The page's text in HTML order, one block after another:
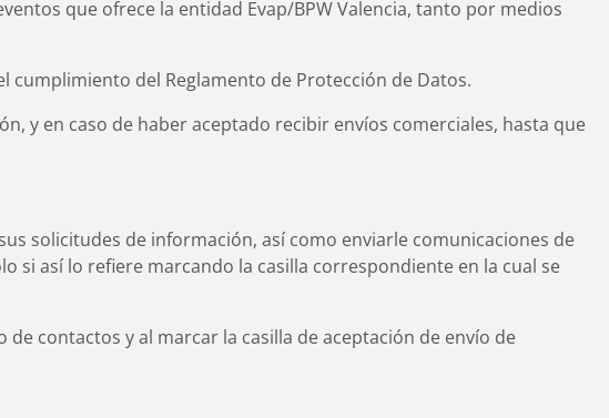
que ofrece la entidad Evap/BPW Valencia, tanto por medios
cumplimiento del Reglamento de Protección de Datos.
y en caso de haber aceptado recibir envíos comerciales, hasta que
solicitudes de información, así como enviarle comunicaciones de
si así lo refiere marcando la casilla correspondiente en la cual se
contactos y al marcar la casilla de aceptación de envío de